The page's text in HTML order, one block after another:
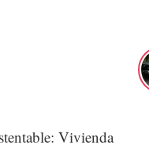
Vivienda